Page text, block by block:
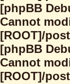
[phpBB
Cannot
[ROOT]/
[phpBB
Cannot
[ROOT]/